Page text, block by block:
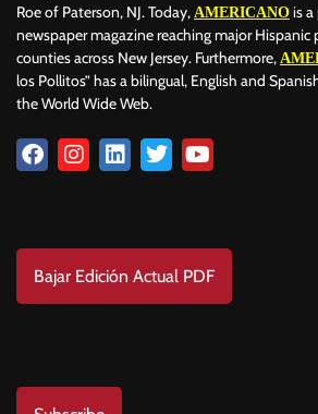
Roe of Paterson, NJ. Today, AMERICANO is
newspaper magazine reaching major Hispanic
counties across New Jersey. Furthermore,
los Pollitos” has a bilingual, English and
the World Wide Web.
Bajar Edición Actual PDF